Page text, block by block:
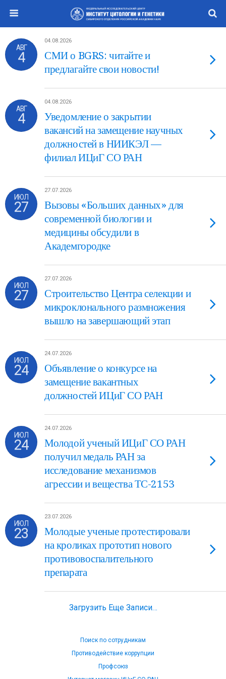
АВГ
4
04.08.2026
СМИ о BGRS: читайте и
предлагайте свои новости!
АВГ
4
04.08.2026
Уведомление о закрытии
вакансий на замещение научных
должностей в НИИКЭЛ —
филиал ИЦиГ СО РАН
ИЮЛ
27
27.07.2026
Вызовы «Больших данных» для
современной биологии и
медицины обсудили в
Академгородке
ИЮЛ
27
27.07.2026
Строительство Центра селекции и
микроклонального размножения
вышло на завершающий этап
ИЮЛ
24
24.07.2026
Объявление о конкурсе на
замещение вакантных
должностей ИЦиГ СО РАН
ИЮЛ
24
24.07.2026
Молодой ученый ИЦиГ СО РАН
получил медаль РАН за
исследование механизмов
агрессии и вещества ТС-2153
ИЮЛ
23
23.07.2026
Молодые ученые протестировали
на кроликах прототип нового
противовоспалительного
препарата
Загрузить Еще Записи…
Поиск по сотрудникам
Противодействие коррупции
Профсоюз